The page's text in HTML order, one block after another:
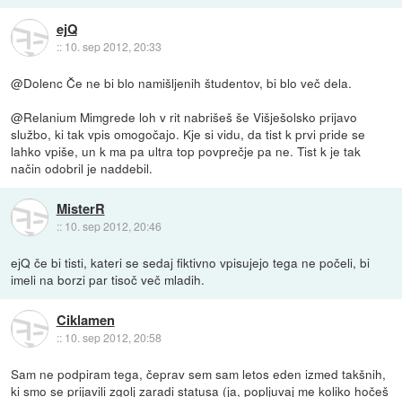
ejQ
:: 10. sep 2012, 20:33
@Dolenc Če ne bi blo namišljenih študentov, bi blo več dela.
@Relanium Mimgrede loh v rit nabrišeš še Višješolsko prijavo
službo, ki tak vpis omogočajo. Kje si vidu, da tist k prvi pride se
lahko vpiše, un k ma pa ultra top povprečje pa ne. Tist k je tak
način odobril je naddebil.
MisterR
:: 10. sep 2012, 20:46
ejQ če bi tisti, kateri se sedaj fiktivno vpisujejo tega ne počeli, bi
imeli na borzi par tisoč več mladih.
Ciklamen
:: 10. sep 2012, 20:58
Sam ne podpiram tega, čeprav sem sam letos eden izmed takšnih,
ki smo se prijavili zgolj zaradi statusa (ja, popljuvaj me koliko hočeš